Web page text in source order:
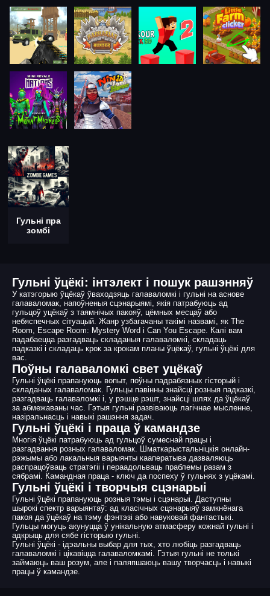
Гульні пра
зомбі
Гульні ўцёкі: інтэлект і пошук рашэнняў
У катэгорыю ўцёкаў ўваходзяць галаваломкі і гульні на аснове
галаваломак, напоўненыя сцэнарыямі, якія патрабуюць ад
гульцоў уцёкаў з таямнічых пакояў, цёмных месцаў або
небяспечных сітуацый. Жанр узбагачаны такімі назвамі, як The
Room, Escape Room: Mystery Word і Can You Escape. Калі вам
падабаецца разгадваць складаныя галаваломкі, складаць
падказкі і складаць крок за крокам планы ўцёкаў, гульні ўцёкі для
вас.
Поўны галаваломкі свет уцёкаў
Гульні ўцёкі прапануюць вопыт, поўны падрабязных гісторый і
складаных галаваломак. Гульцы павінны знайсці розныя падказкі,
разгадваць галаваломкі і, у рэшце рэшт, знайсці шлях да ўцёкаў
за абмежаваны час. Гэтыя гульні развіваюць лагічнае мысленне,
назіральнасць і навыкі рашэння задач.
Гульні ўцёкі і праца ў камандзе
Многія ўцёкі патрабуюць ад гульцоў сумеснай працы і
разгадвання розных галаваломак. Шматкарыстальніцкія онлайн-
рэжымы або лакальныя варыянты кааператыва дазваляюць
распрацоўваць стратэгіі і пераадольваць праблемы разам з
сябрамі. Камандная праца - ключ да поспеху ў гульнях з уцёкамі.
Гульні ўцёкі і творчыя сцэнарыі
Гульні ўцёкі прапануюць розныя тэмы і сцэнарыі. Даступны
шырокі спектр варыянтаў: ад класічных сцэнарыяў замкнёнага
пакоя да ўцёкаў на тэму фэнтэзі або навуковай фантастыкі.
Гульцы могуць акунуцца ў унікальную атмасферу кожнай гульні і
адкрыць для сябе гісторыю гульні.
Гульні ўцёкі - ідэальны выбар для тых, хто любіць разгадваць
галаваломкі і цікавіцца галаваломкамі. Гэтыя гульні не толькі
займаюць ваш розум, але і паляпшаюць вашу творчасць і навыкі
працы ў камандзе.